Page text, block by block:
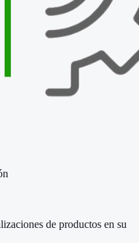
de productos en su